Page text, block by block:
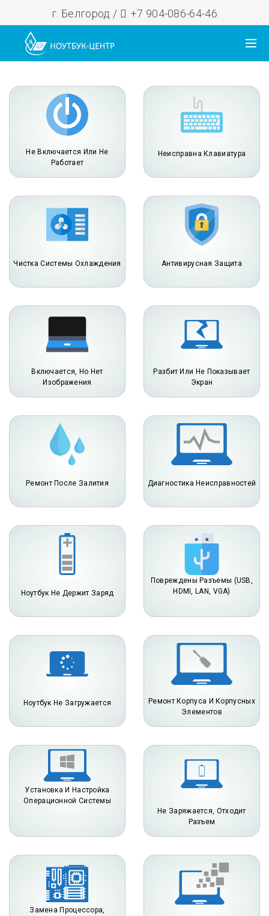
г. Белгород / +7 904-086-64-46
Не Включается Или Не
Работает
Неисправна Клавиатура
Чистка Системы Охлаждения Антивирусная Защита
Включается, Но Нет
Изображения
Разбит Или Не Показывает
Экран
Ремонт После Залития Диагностика Неисправностей
Ноутбук Не Держит Заряд
Повреждены Разъемы (USB,
HDMI, LAN, VGA)
Ноутбук Не Загружается
Ремонт Корпуса И Корпусных
Элементов
Установка И Настройка
Операционной Системы
Не Заряжается, Отходит
Разъем
Замена Процессора,